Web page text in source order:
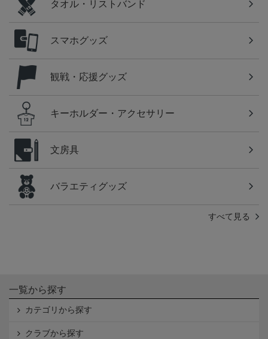
タオル・リストバンド
スマホグッズ
観戦・応援グッズ
キーホルダー・アクセサリー
文房具
バラエティグッズ
すべて見る
一覧から探す
カテゴリから探す
クラブから探す